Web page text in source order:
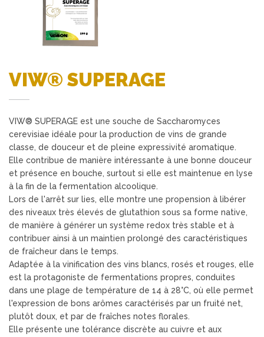
VIW® SUPERAGE
VIW® SUPERAGE est une souche de Saccharomyces
cerevisiae idéale pour la production de vins de grande
classe, de douceur et de pleine expressivité aromatique.
Elle contribue de manière intéressante à une bonne douceur
et présence en bouche, surtout si elle est maintenue en lyse
à la fin de la fermentation alcoolique.
Lors de l'arrêt sur lies, elle montre une propension à libérer
des niveaux très élevés de glutathion sous sa forme native,
de manière à générer un système redox très stable et à
contribuer ainsi à un maintien prolongé des caractéristiques
de fraîcheur dans le temps.
Adaptée à la vinification des vins blancs, rosés et rouges, elle
est la protagoniste de fermentations propres, conduites
dans une plage de température de 14 à 28°C, où elle permet
l'expression de bons arômes caractérisés par un fruité net,
plutôt doux, et par de fraîches notes florales.
Elle présente une tolérance discrète au cuivre et aux